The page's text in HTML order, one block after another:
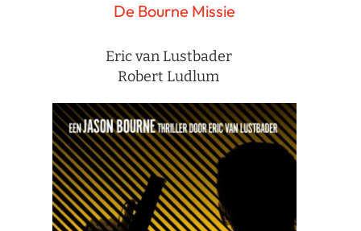
De Bourne Missie
Eric van Lustbader
Robert Ludlum